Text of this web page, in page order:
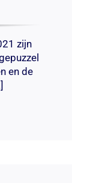
zijn
en de